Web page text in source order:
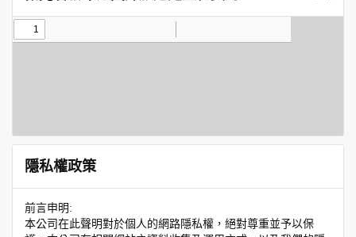
隱私權政策
前言申明:
本公司在此聲明對於個人的網路隱私權，絕對尊重並予以保